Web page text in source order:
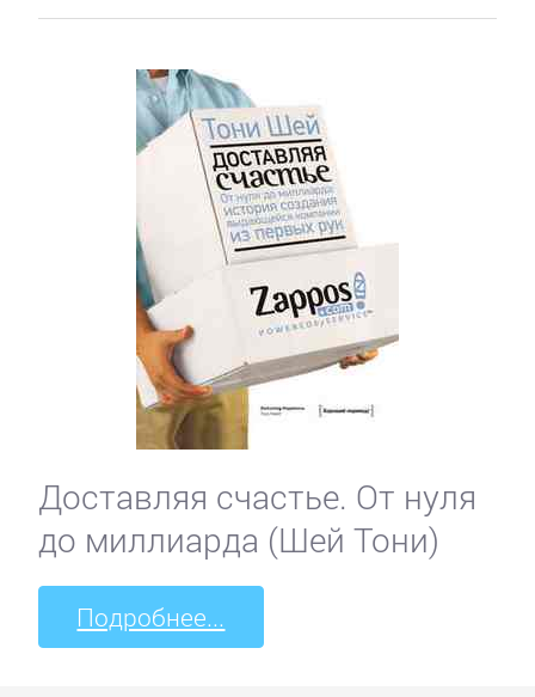
Доставляя счастье. От нуля
до миллиарда (Шей Тони)
Подробнее...